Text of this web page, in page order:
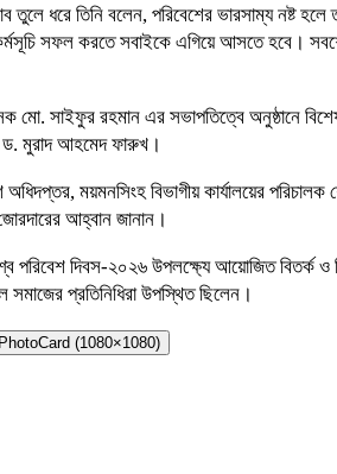
তুলে ধরে তিনি বলেন, পরিবেশের ভারসাম্য নষ্ট
সফল করতে সবাইকে এগিয়ে আসতে হবে।
মো. সাইফুর রহমান এর সভাপতিত্বে অনুষ্ঠানে
ড. মুরাদ আহমেদ ফারুখ।
ময়মনসিংহ বিভাগীয় কার্যালয়ের
আহ্বান জানান।
দিবস-২০২৬ উপলক্ষ্যে আয়োজিত বিতর্ক ও
সমাজের প্রতিনিধিরা উপস্থিত ছিলেন।
(1080×1080)